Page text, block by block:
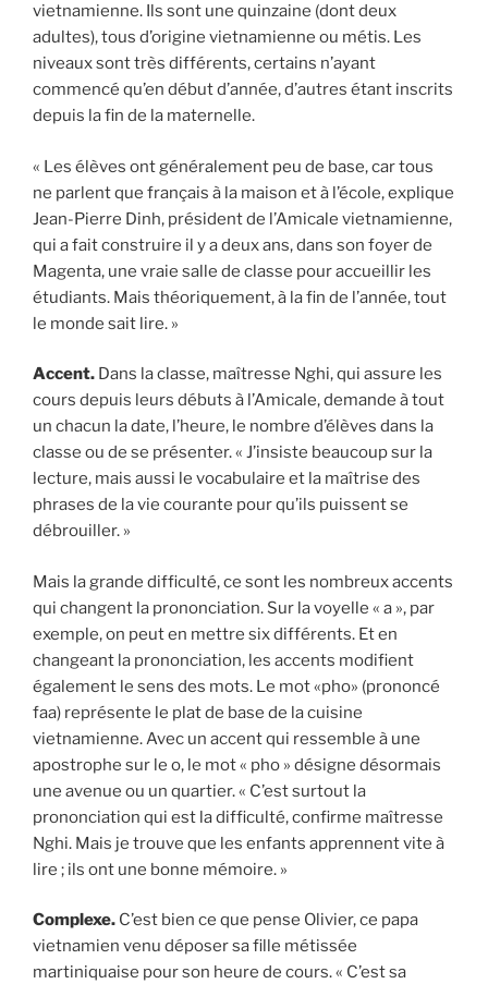
vietnamienne. Ils sont une quinzaine (dont deux
adultes), tous d’origine vietnamienne ou métis. Les
niveaux sont très différents, certains n’ayant
commencé qu’en début d’année, d’autres étant inscrits
depuis la fin de la maternelle.
« Les élèves ont généralement peu de base, car tous
ne parlent que français à la maison et à l’école, explique
Jean-Pierre Dinh, président de l’Amicale vietnamienne,
qui a fait construire il y a deux ans, dans son foyer de
Magenta, une vraie salle de classe pour accueillir les
étudiants. Mais théoriquement, à la fin de l’année, tout
le monde sait lire. »
Accent. Dans la classe, maîtresse Nghi, qui assure les
cours depuis leurs débuts à l’Amicale, demande à tout
un chacun la date, l’heure, le nombre d’élèves dans la
classe ou de se présenter. « J’insiste beaucoup sur la
lecture, mais aussi le vocabulaire et la maîtrise des
phrases de la vie courante pour qu’ils puissent se
débrouiller. »
Mais la grande difficulté, ce sont les nombreux accents
qui changent la prononciation. Sur la voyelle « a », par
exemple, on peut en mettre six différents. Et en
changeant la prononciation, les accents modifient
également le sens des mots. Le mot «pho» (prononcé
faa) représente le plat de base de la cuisine
vietnamienne. Avec un accent qui ressemble à une
apostrophe sur le o, le mot « pho » désigne désormais
une avenue ou un quartier. « C’est surtout la
prononciation qui est la difficulté, confirme maîtresse
Nghi. Mais je trouve que les enfants apprennent vite à
lire ; ils ont une bonne mémoire. »
Complexe. C’est bien ce que pense Olivier, ce papa
vietnamien venu déposer sa fille métissée
martiniquaise pour son heure de cours. « C’est sa